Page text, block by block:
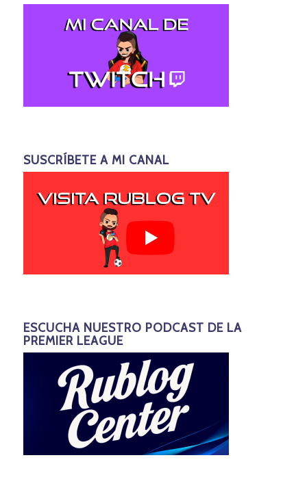
SUSCRÍBETE A MI CANAL
ESCUCHA NUESTRO PODCAST DE LA
PREMIER LEAGUE